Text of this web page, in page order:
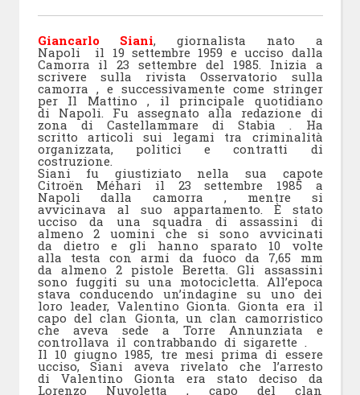
Giancarlo Siani, giornalista nato a
Napoli il 19 settembre 1959 e ucciso dalla
Camorra il 23 settembre del 1985. Inizia a
scrivere sulla rivista Osservatorio sulla
camorra , e successivamente come stringer
per Il Mattino , il principale quotidiano
di Napoli. Fu assegnato alla redazione di
zona di Castellammare di Stabia . Ha
scritto articoli sui legami tra criminalità
organizzata, politici e contratti di
costruzione.
Siani fu giustiziato nella sua capote
Citroën Méhari il 23 settembre 1985 a
Napoli dalla camorra , mentre si
avvicinava al suo appartamento. È stato
ucciso da una squadra di assassini di
almeno 2 uomini che si sono avvicinati
da dietro e gli hanno sparato 10 volte
alla testa con armi da fuoco da 7,65 mm
da almeno 2 pistole Beretta. Gli assassini
sono fuggiti su una motocicletta. All’epoca
stava conducendo un’indagine su uno dei
loro leader, Valentino Gionta. Gionta era il
capo del clan Gionta, un clan camorristico
che aveva sede a Torre Annunziata e
controllava il contrabbando di sigarette .
Il 10 giugno 1985, tre mesi prima di essere
ucciso, Siani aveva rivelato che l’arresto
di Valentino Gionta era stato deciso da
Lorenzo Nuvoletta , capo del clan